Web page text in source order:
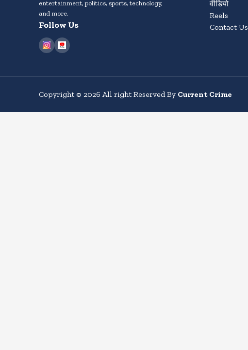
entertainment, politics, sports, technology,
and more.
Follow Us
वीडियो
Reels
Contact Us
Copyright© 2026 All right Reserved By Current Crime